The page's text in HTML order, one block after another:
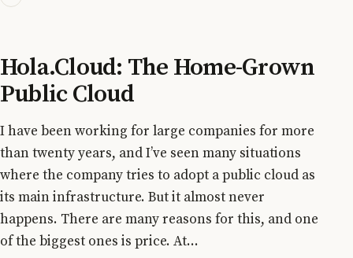
Hola.Cloud: The Home-Grown
Public Cloud
I have been working for large companies for more
than twenty years, and I’ve seen many situations
where the company tries to adopt a public cloud as
its main infrastructure. But it almost never
happens. There are many reasons for this, and one
of the biggest ones is price. At...